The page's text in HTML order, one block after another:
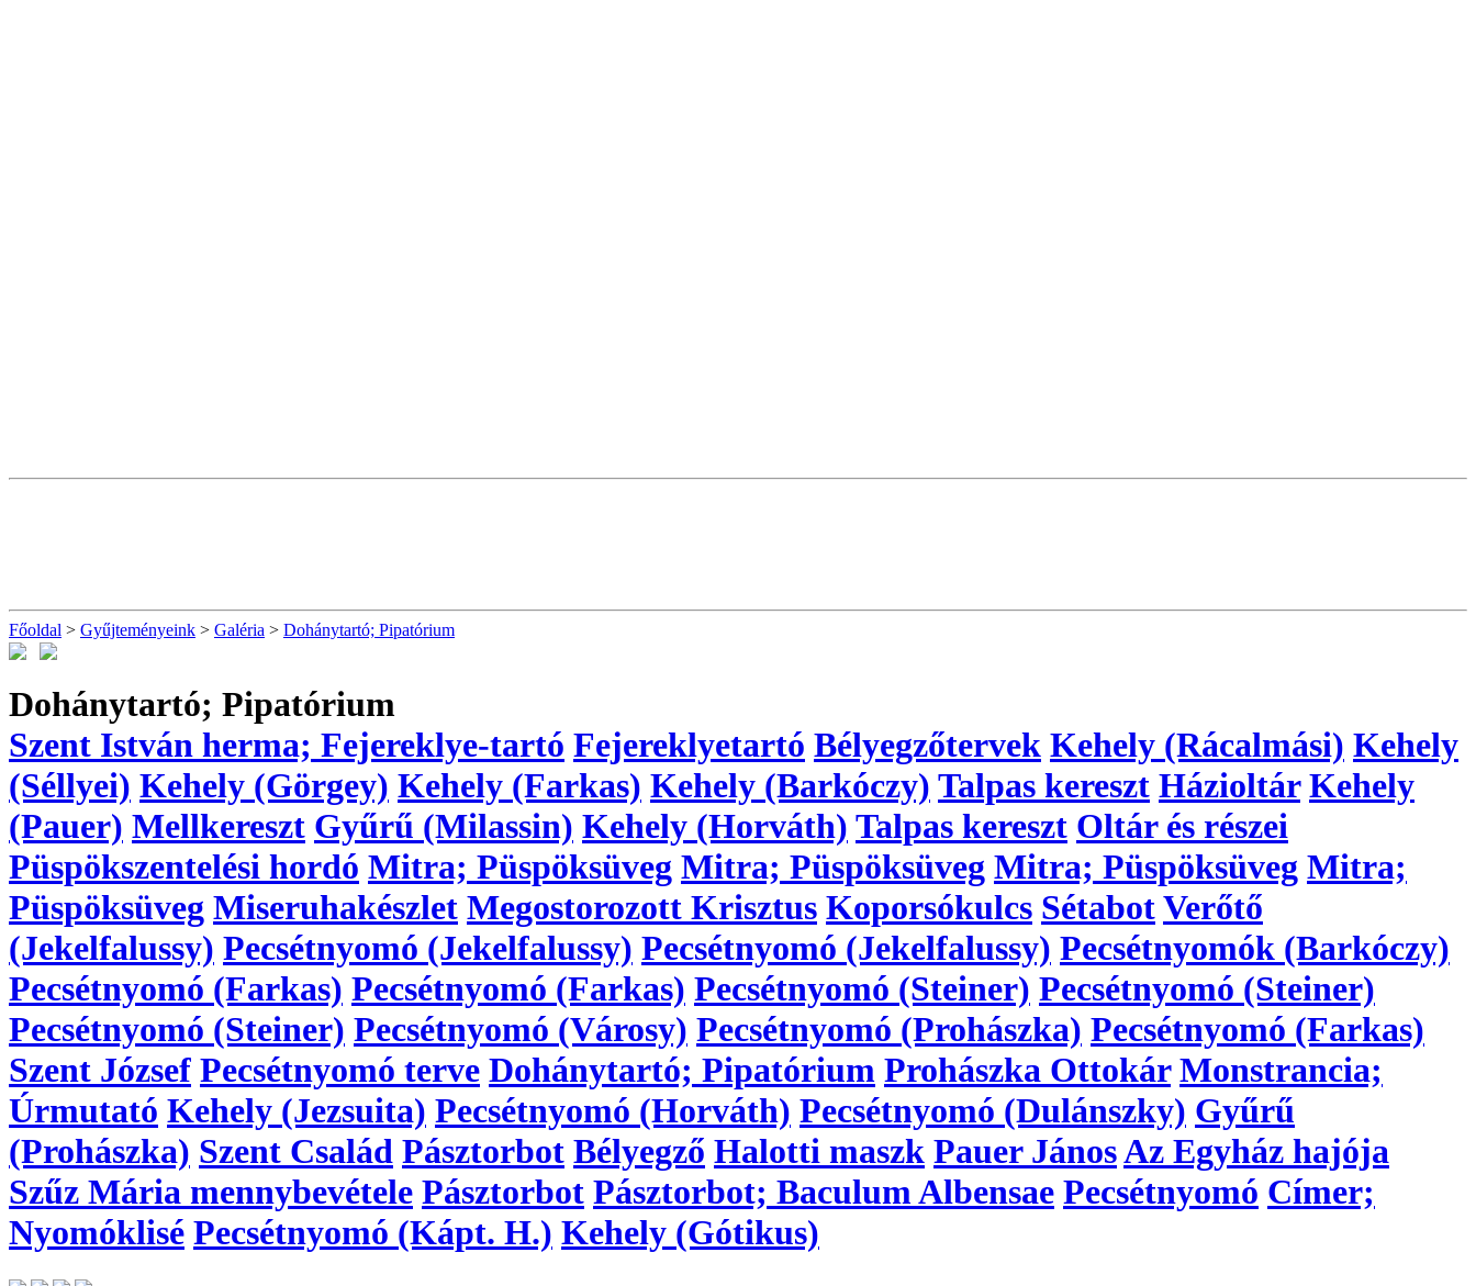
Főoldal > Gyűjteményeink > Galéria > Dohánytartó; Pipatórium
Dohánytartó; Pipatórium
Szent István herma; Fejereklye-tartó Fejereklyetartó Bélyegzőtervek Kehely (Rácalmási) Kehely
(Séllyei) Kehely (Görgey) Kehely (Farkas) Kehely (Barkóczy) Talpas kereszt Házioltár Kehely
(Pauer) Mellkereszt Gyűrű (Milassin) Kehely (Horváth) Talpas kereszt Oltár és részei
Püspökszentelési hordó Mitra; Püspöksüveg Mitra; Püspöksüveg Mitra; Püspöksüveg Mitra;
Püspöksüveg Miseruhakészlet Megostorozott Krisztus Koporsókulcs SétabotVerőtő
(Jekelfalussy) Pecsétnyomó (Jekelfalussy) Pecsétnyomó (Jekelfalussy) Pecsétnyomók (Barkóczy)
Pecsétnyomó (Farkas) Pecsétnyomó (Farkas) Pecsétnyomó (Steiner) Pecsétnyomó (Steiner)
Pecsétnyomó (Steiner) Pecsétnyomó (Városy) Pecsétnyomó (Prohászka) Pecsétnyomó (Farkas)
Szent József Pecsétnyomó terve Dohánytartó; Pipatórium Prohászka Ottokár Monstrancia;
Úrmutató Kehely (Jezsuita) Pecsétnyomó (Horváth) Pecsétnyomó (Dulánszky) Gyűrű
(Prohászka) Szent Család Pásztorbot Bélyegző Halotti maszk Pauer JánosAz Egyház hajója
Szűz Mária mennybevétele Pásztorbot Pásztorbot; Baculum Albensae Pecsétnyomó Címer;
Nyomóklisé Pecsétnyomó (Kápt. H.) Kehely (Gótikus)